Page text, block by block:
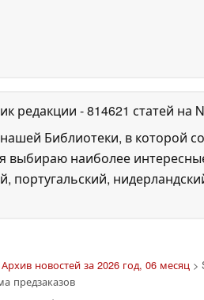
редакции - 814621 статей на
Библиотеки, в которой
наиболее
Архив новостей за 2026 год, 06 месяц >
предзаказов